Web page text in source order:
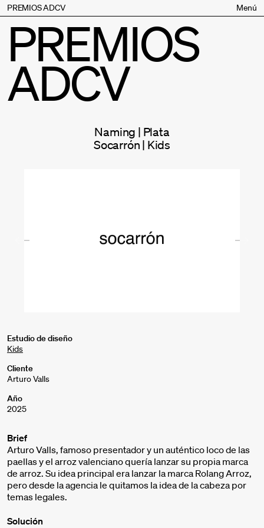
PREMIOS ADCV
Bases
Jurado
Inscripción
Palmarés
Premios especiales
Supporters
Menú
PREMIOS
ADCV
Naming | Plata
Socarrón | Kids
Estudio de diseño
Kids
Cliente
Arturo Valls
Año
2025
Brief
Arturo Valls, famoso presentador y un auténtico loco de las
paellas y el arroz valenciano quería lanzar su propia marca
de arroz. Su idea principal era lanzar la marca Rolang Arroz,
pero desde la agencia le quitamos la idea de la cabeza por
temas legales.
Solución